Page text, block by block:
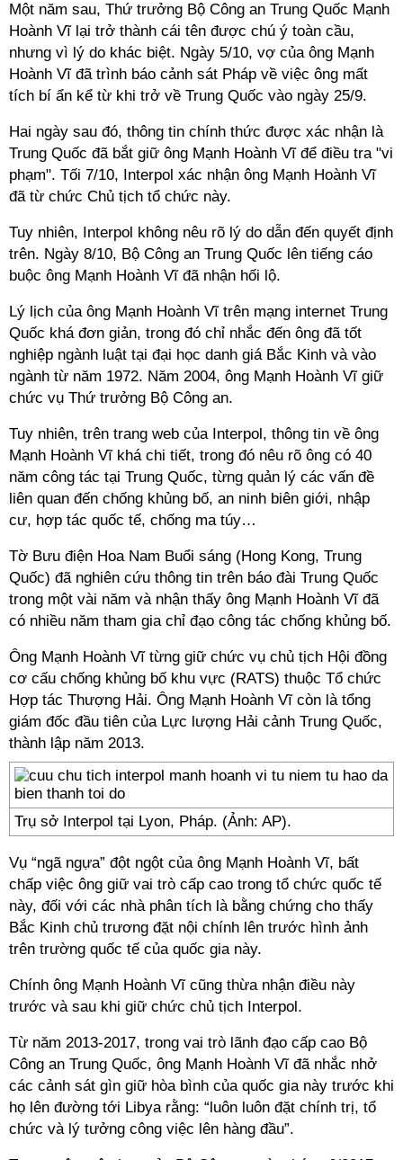
Một năm sau, Thứ trưởng Bộ Công an Trung Quốc Mạnh
Hoành Vĩ lại trở thành cái tên được chú ý toàn cầu,
nhưng vì lý do khác biệt. Ngày 5/10, vợ của ông Mạnh
Hoành Vĩ đã trình báo cảnh sát Pháp về việc ông mất
tích bí ẩn kể từ khi trở về Trung Quốc vào ngày 25/9.
Hai ngày sau đó, thông tin chính thức được xác nhận là
Trung Quốc đã bắt giữ ông Mạnh Hoành Vĩ để điều tra "vi
phạm". Tối 7/10, Interpol xác nhận ông Mạnh Hoành Vĩ
đã từ chức Chủ tịch tổ chức này.
Tuy nhiên, Interpol không nêu rõ lý do dẫn đến quyết định
trên. Ngày 8/10, Bộ Công an Trung Quốc lên tiếng cáo
buộc ông Mạnh Hoành Vĩ đã nhận hối lộ.
Lý lịch của ông Mạnh Hoành Vĩ trên mạng internet Trung
Quốc khá đơn giản, trong đó chỉ nhắc đến ông đã tốt
nghiệp ngành luật tại đại học danh giá Bắc Kinh và vào
ngành từ năm 1972. Năm 2004, ông Mạnh Hoành Vĩ giữ
chức vụ Thứ trưởng Bộ Công an.
Tuy nhiên, trên trang web của Interpol, thông tin về ông
Mạnh Hoành Vĩ khá chi tiết, trong đó nêu rõ ông có 40
năm công tác tại Trung Quốc, từng quản lý các vấn đề
liên quan đến chống khủng bố, an ninh biên giới, nhập
cư, hợp tác quốc tế, chống ma túy…
Tờ Bưu điện Hoa Nam Buổi sáng (Hong Kong, Trung
Quốc) đã nghiên cứu thông tin trên báo đài Trung Quốc
trong một vài năm và nhận thấy ông Mạnh Hoành Vĩ đã
có nhiều năm tham gia chỉ đạo công tác chống khủng bố.
Ông Mạnh Hoành Vĩ từng giữ chức vụ chủ tịch Hội đồng
cơ cấu chống khủng bố khu vực (RATS) thuộc Tổ chức
Hợp tác Thượng Hải. Ông Mạnh Hoành Vĩ còn là tổng
giám đốc đầu tiên của Lực lượng Hải cảnh Trung Quốc,
thành lập năm 2013.
Trụ sở Interpol tại Lyon, Pháp. (Ảnh: AP).
Vụ “ngã ngựa” đột ngột của ông Mạnh Hoành Vĩ, bất
chấp việc ông giữ vai trò cấp cao trong tổ chức quốc tế
này, đối với các nhà phân tích là bằng chứng cho thấy
Bắc Kinh chủ trương đặt nội chính lên trước hình ảnh
trên trường quốc tế của quốc gia này.
Chính ông Mạnh Hoành Vĩ cũng thừa nhận điều này
trước và sau khi giữ chức chủ tịch Interpol.
Từ năm 2013-2017, trong vai trò lãnh đạo cấp cao Bộ
Công an Trung Quốc, ông Mạnh Hoành Vĩ đã nhắc nhở
các cảnh sát gìn giữ hòa bình của quốc gia này trước khi
họ lên đường tới Libya rằng: “luôn luôn đặt chính trị, tổ
chức và lý tưởng công việc lên hàng đầu”.